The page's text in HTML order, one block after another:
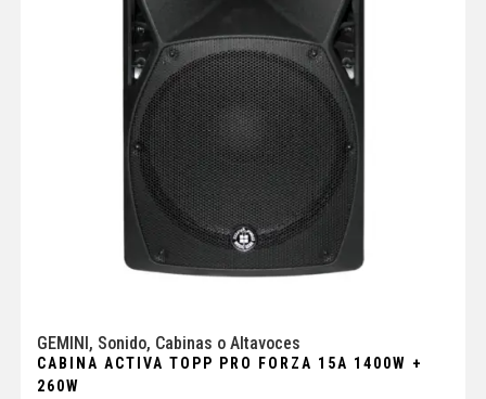
GEMINI , Sonido, Cabinas o Altavoces
CABINA ACTIVA TOPP PRO FORZA 15A 1400W +
260W